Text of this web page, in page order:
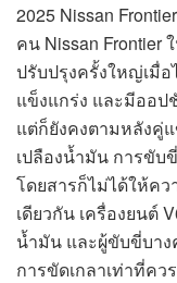
2025 Nissan
คน Nissan Frontier
ปรับปรุงครั้งใหญ่เมื่
แข็งแกร่ง และมีออ
แต่ก็ยังคงตามหลังคู่
เปลืองน้ำมัน การขับ
โดยสารก็ไม่ได้ให้ค
เดียวกัน เครื่องยนต์
น้ำมัน และผู้ขับขี่บาง
การขัดเกลาเท่าที่คว